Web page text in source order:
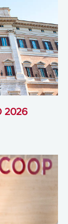
2026